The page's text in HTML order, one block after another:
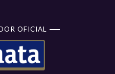
OFICIAL